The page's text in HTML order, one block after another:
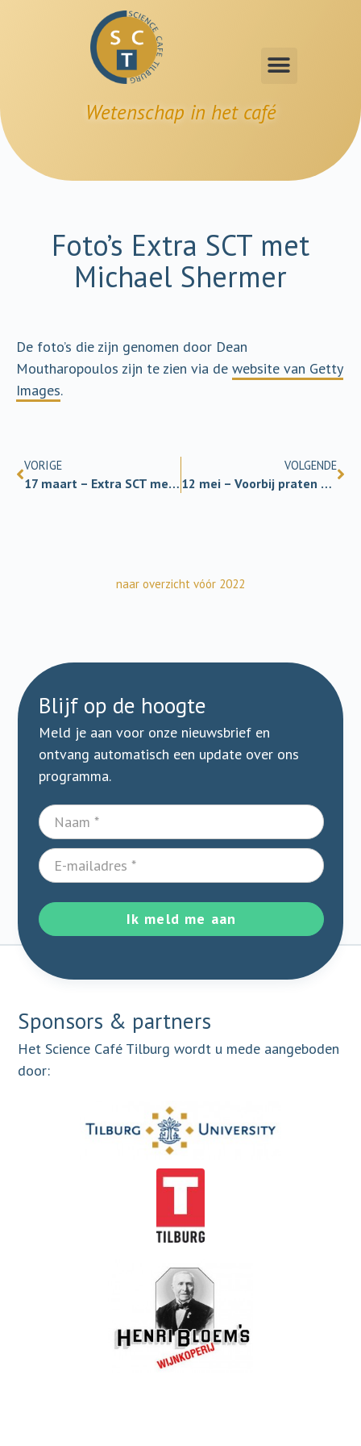
Wetenschap in het café
Foto’s Extra SCT met
Michael Shermer
De foto’s die zijn genomen door Dean
Moutharopoulos zijn te zien via de website van Getty
Images.
VORIGE
17 maart – Extra SCT met Michael Shermer
VOLGENDE
12 mei – Voorbij praten en pillen
naar overzicht vóór 2022
Blijf op de hoogte
Meld je aan voor onze nieuwsbrief en
ontvang automatisch een update over ons
programma.
Ik meld me aan
Sponsors & partners
Het Science Café Tilburg wordt u mede aangeboden
door: